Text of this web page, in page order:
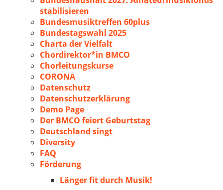
stabilisieren
Bundesmusiktreffen 60plus
Bundestagswahl 2025
Charta der Vielfalt
Chordirektor*in BMCO
Chorleitungskurse
CORONA
Datenschutz
Datenschutzerklärung
Demo Page
Der BMCO feiert Geburtstag
Deutschland singt
Diversity
FAQ
Förderung
Länger fit durch Musik!